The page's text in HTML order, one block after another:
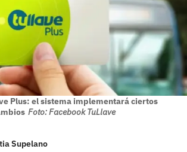
Plus: el sistema implementará ciertos
Foto: Facebook TuLlave
Supelano